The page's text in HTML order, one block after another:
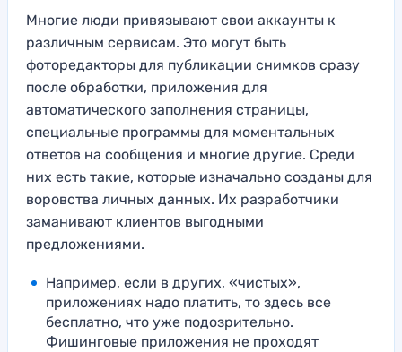
Многие люди привязывают свои аккаунты к
различным сервисам. Это могут быть
фоторедакторы для публикации снимков сразу
после обработки, приложения для
автоматического заполнения страницы,
специальные программы для моментальных
ответов на сообщения и многие другие. Среди
них есть такие, которые изначально созданы для
воровства личных данных. Их разработчики
заманивают клиентов выгодными
предложениями.
Например, если в других, «чистых»,
приложениях надо платить, то здесь все
бесплатно, что уже подозрительно.
Фишинговые приложения не проходят